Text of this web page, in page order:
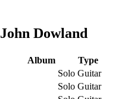
John Dowland
Album
Type
Solo Guitar
Solo Guitar